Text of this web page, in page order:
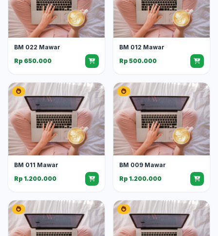
BM 022 Mawar
Rp 650.000
BM 012 Mawar
Rp 500.000
BM 011 Mawar
Rp 1.200.000
BM 009 Mawar
Rp 1.200.000